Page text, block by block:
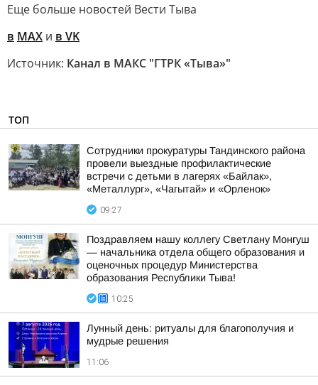
Еще больше новостей Вести Тыва
в MAX и в VK
Источник: Канал в МАКС "ГТРК «Тыва»"
ТОП
Сотрудники прокуратуры Тандинского района
провели выездные профилактические
встречи с детьми в лагерях «Байлак»,
«Металлург», «Чагытай» и «Орленок»
09:27
Поздравляем нашу коллегу Светлану Монгуш
— начальника отдела общего образования и
оценочных процедур Министерства
образования Республики Тыва!
10:25
Лунный день: ритуалы для благополучия и
мудрые решения
11:06